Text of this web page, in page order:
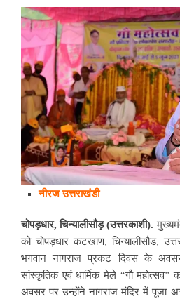
नीरज उत्तराखंडी
चोपड़धार,चिन्यालीसौड़ (उत्तरकाशी).
को चोपड़धार कटखाण, चिन्यालीसौड,
भगवान नागराज प्रकट दिवस के
सांस्कृतिक एवं धार्मिक मेले “गौ महोत्सव”
अवसर पर उन्होंने नागराज मंदिर में पूजा